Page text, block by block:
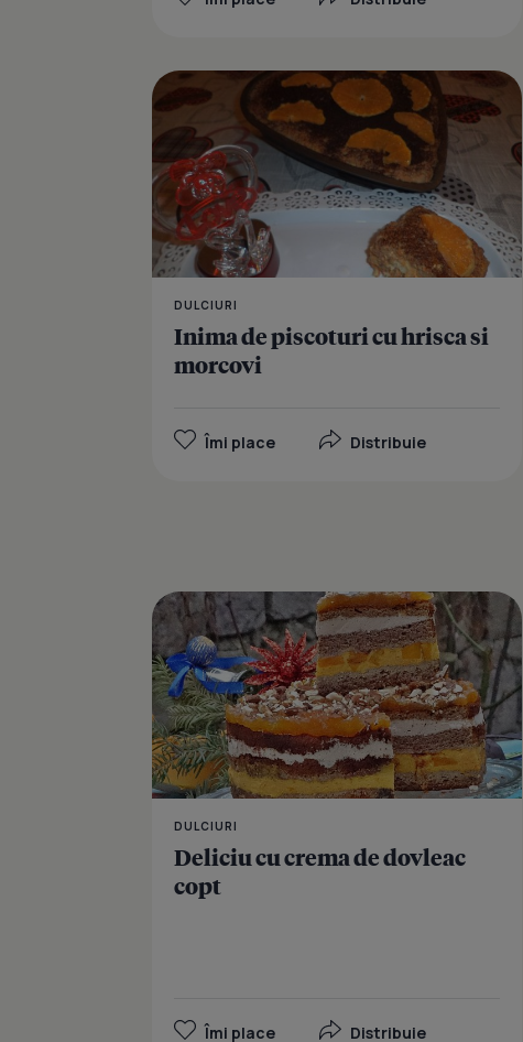
DULCIURI
Inima de piscoturi cu hrisca si
morcovi
Îmi place Distribuie
DULCIURI
Deliciu cu crema de dovleac
copt
Îmi place Distribuie